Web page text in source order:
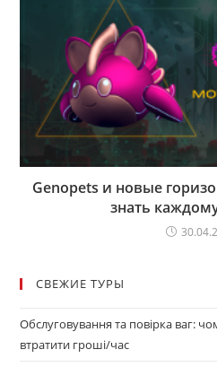
Genopets и новые
знать
СВЕЖИЕ ТУРЫ
Обслуговування та повірка ваг:
втратити гроші/час